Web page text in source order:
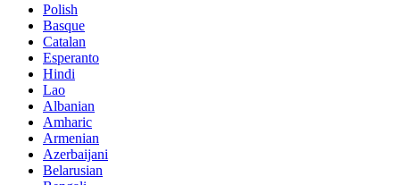
Polish
Basque
Catalan
Esperanto
Hindi
Lao
Albanian
Amharic
Armenian
Azerbaijani
Belarusian